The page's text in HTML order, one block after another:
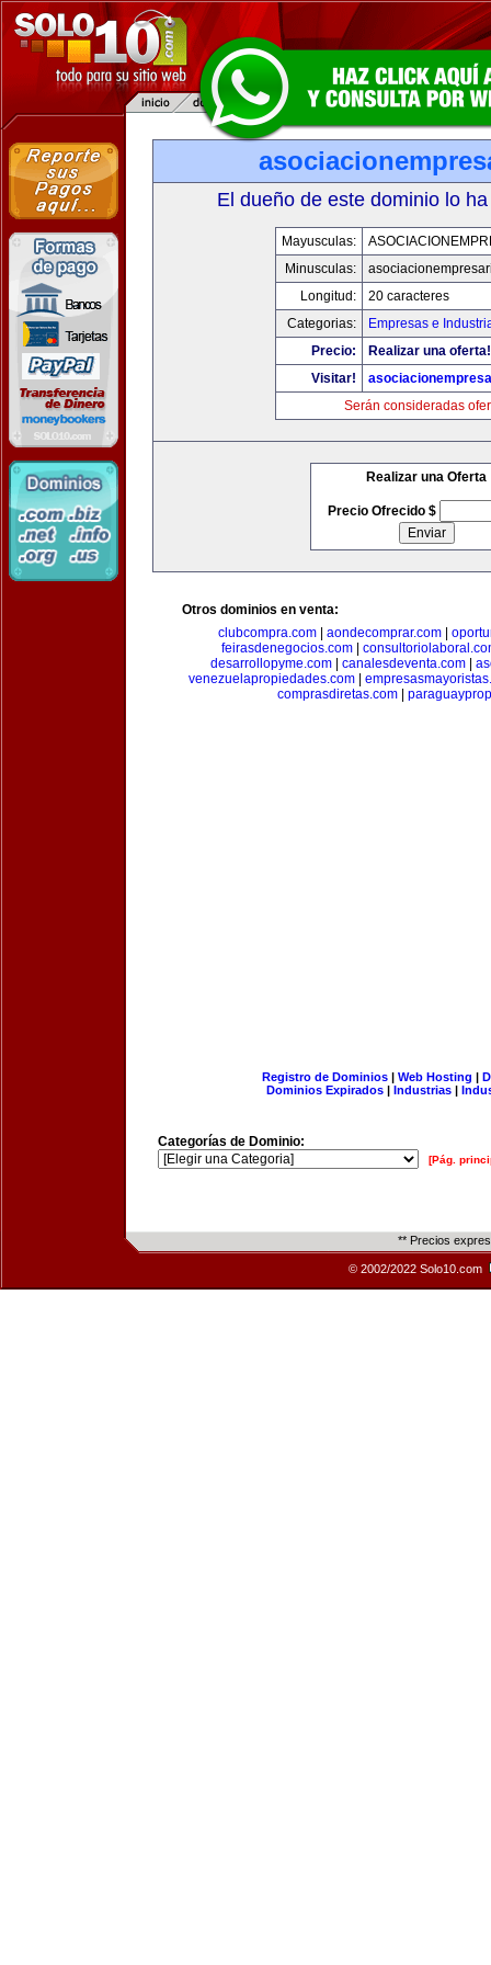
El dueño de este dominio lo
Mayusculas:
Minusculas:
Longitud:
20 caracteres
Categorias:
Empresas e
Precio:
Realizar una oferta!
Visitar!
Serán consideradas
Realizar una Oferta
Precio Ofrecido $
Otros dominios en venta:
clubcompra.com
aondecomprar.com
feirasdenegocios.com|
desarrollopyme.com| canalesdeventa.com|
venezuelapropiedades.com|
comprasdiretas.com
Registro de Dominios| Web Hosting |
Dominios Expirados | Industrias |
Categorías de Dominio:
[Pág.
** Precios
© 2002/2022 Solo10.com